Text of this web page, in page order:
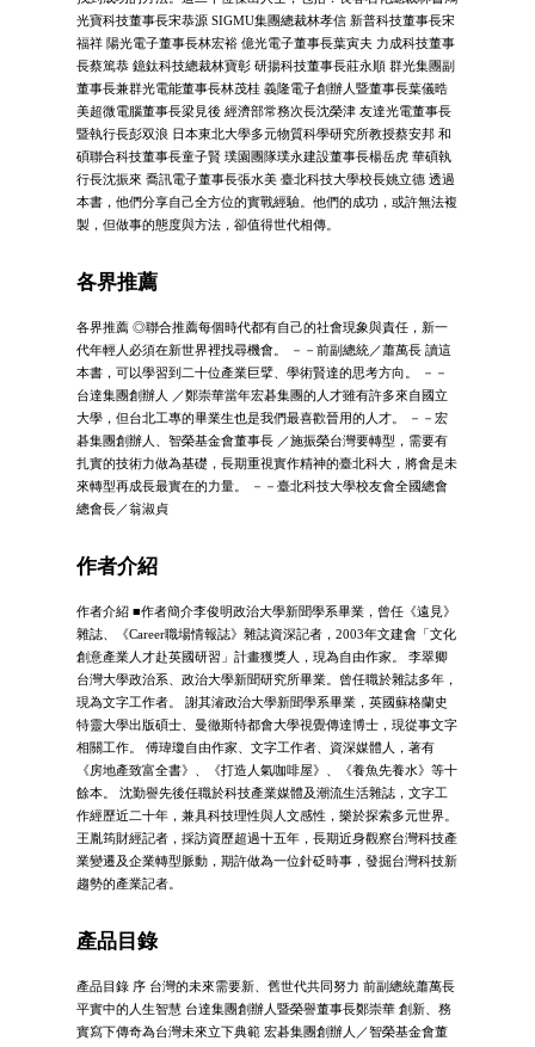
光寶科技董事長宋恭源 SIGMU集團總裁林孝信 新普科技董事長宋
福祥 陽光電子董事長林宏裕 億光電子董事長葉寅夫 力成科技董事
長蔡篤恭 鐿鈦科技總裁林寶彰 研揚科技董事長莊永順 群光集團副
董事長兼群光電能董事長林茂桂 義隆電子創辦人暨董事長葉儀晧
美超微電腦董事長梁見後 經濟部常務次長沈榮津 友達光電董事長
暨執行長彭双浪 日本東北大學多元物質科學研究所教授蔡安邦 和
碩聯合科技董事長童子賢 璞園團隊璞永建設董事長楊岳虎 華碩執
行長沈振來 喬訊電子董事長張水美 臺北科技大學校長姚立德 透過
本書，他們分享自己全方位的實戰經驗。他們的成功，或許無法複
製，但做事的態度與方法，卻值得世代相傳。
各界推薦
各界推薦 ◎聯合推薦每個時代都有自己的社會現象與責任，新一
代年輕人必須在新世界裡找尋機會。 －－前副總統／蕭萬長 讀這
本書，可以學習到二十位產業巨擘、學術賢達的思考方向。 －－
台達集團創辦人 ／鄭崇華當年宏碁集團的人才雖有許多來自國立
大學，但台北工專的畢業生也是我們最喜歡晉用的人才。 －－宏
碁集團創辦人、智榮基金會董事長 ／施振榮台灣要轉型，需要有
扎實的技術力做為基礎，長期重視實作精神的臺北科大，將會是未
來轉型再成長最實在的力量。 －－臺北科技大學校友會全國總會
總會長／翁淑貞
作者介紹
作者介紹 ■作者簡介李俊明政治大學新聞學系畢業，曾任《遠見》
雜誌、《Career職場情報誌》雜誌資深記者，2003年文建會「文化
創意產業人才赴英國研習」計畫獲獎人，現為自由作家。 李翠卿
台灣大學政治系、政治大學新聞研究所畢業。曾任職於雜誌多年，
現為文字工作者。 謝其濬政治大學新聞學系畢業，英國蘇格蘭史
特靈大學出版碩士、曼徹斯特都會大學視覺傳達博士，現從事文字
相關工作。 傅瑋瓊自由作家、文字工作者、資深媒體人，著有
《房地產致富全書》、《打造人氣咖啡屋》、《養魚先養水》等十
餘本。 沈勤譽先後任職於科技產業媒體及潮流生活雜誌，文字工
作經歷近二十年，兼具科技理性與人文感性，樂於探索多元世界。
王胤筠財經記者，採訪資歷超過十五年，長期近身觀察台灣科技產
業變遷及企業轉型脈動，期許做為一位針砭時事，發掘台灣科技新
趨勢的產業記者。
產品目錄
產品目錄 序 台灣的未來需要新、舊世代共同努力 前副總統蕭萬長
平實中的人生智慧 台達集團創辦人暨榮譽董事長鄭崇華 創新、務
實寫下傳奇為台灣未來立下典範 宏碁集團創辦人／智榮基金會董